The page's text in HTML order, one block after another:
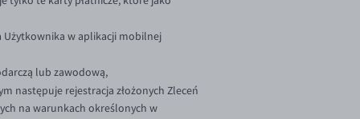
Użytkownika w aplikacji mobilnej
lub zawodową,
następuje rejestracja złożonych Zleceń
na warunkach określonych w